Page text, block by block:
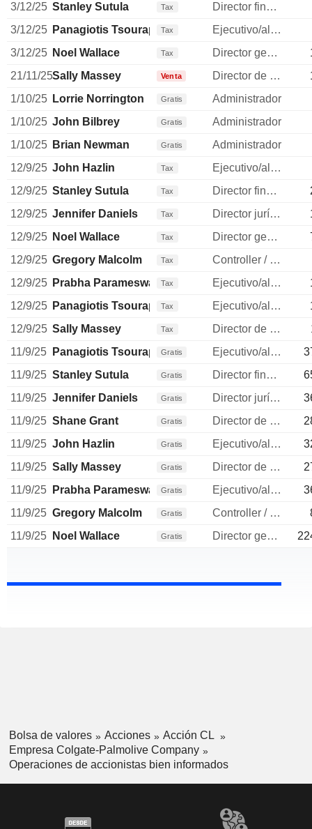
3/12/25 Stanley Sutula Tax
Director financiero
3/12/25 Panagiotis TsourapasTax
Ejecutivo/alto directivo
3/12/25 Noel Wallace Tax Director general
21/11/25Sally Massey Venta Director de recursos humanos
1/10/25 Lorrie Norrington Gratis
Administrador
1/10/25 John Bilbrey Gratis
Administrador
1/10/25 Brian Newman Gratis
Administrador
12/9/25 John Hazlin Tax
Ejecutivo/alto directivo
12/9/25 Stanley Sutula Tax Director financiero
12/9/25 Jennifer Daniels Tax Director jurídico
12/9/25 Noel Wallace Tax Director general
12/9/25 Gregory Malcolm Tax
Controller / auditor
12/9/25 Prabha Parameswaran
Tax Ejecutivo/alto directivo
12/9/25 Panagiotis TsourapasTax Ejecutivo/alto directivo
12/9/25 Sally Massey Tax Director de recursos humanos
11/9/25
Panagiotis TsourapasGratis Ejecutivo/alto directivo
11/9/25 Stanley Sutula Gratis Director financiero
11/9/25 Jennifer Daniels Gratis Director jurídico
11/9/25 Shane Grant Gratis Director de operaciones
11/9/25 John Hazlin Gratis Ejecutivo/alto directivo
11/9/25 Sally Massey Gratis Director de recursos humanos
11/9/25
Prabha ParameswaranGratis Ejecutivo/alto directivo
11/9/25 Gregory Malcolm Gratis Controller / auditor
11/9/25
Noel Wallace Gratis Director general
Bolsa de valores Acciones
Acción CL
Empresa Colgate-Palmolive Company
Operaciones de accionistas bien informados